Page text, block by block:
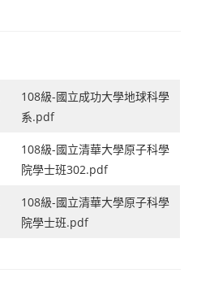
108級-國立成功大學地球科學
系.pdf
108級-國立清華大學原子科學
院學士班302.pdf
108級-國立清華大學原子科學
院學士班.pdf